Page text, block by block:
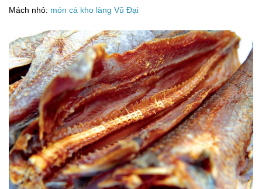
Mách nhỏ: món cá kho làng Vũ Đại